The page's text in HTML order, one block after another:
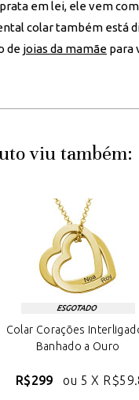
em lei, ele vem
colar também está
de joias da mamãe para
viu também:
Colar Corações
Banhado a Ouro
R$299 ou 5 X